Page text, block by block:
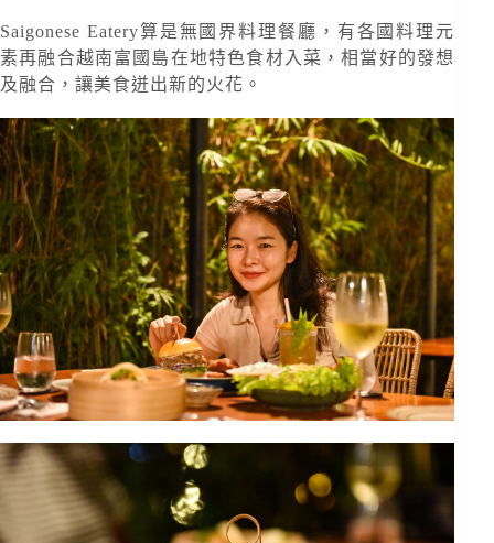
Saigonese Eatery算是無國界料理餐廳，有各國料理元
素再融合越南富國島在地特色食材入菜，相當好的發想
及融合，讓美食迸出新的火花。